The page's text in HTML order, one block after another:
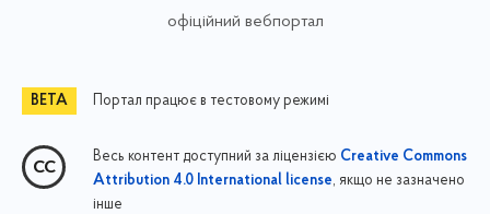
офіційний вебпортал
Портал працює в тестовому режимі
Весь контент доступний за ліцензією Creative Commons
Attribution 4.0 International license, якщо не зазначено
інше